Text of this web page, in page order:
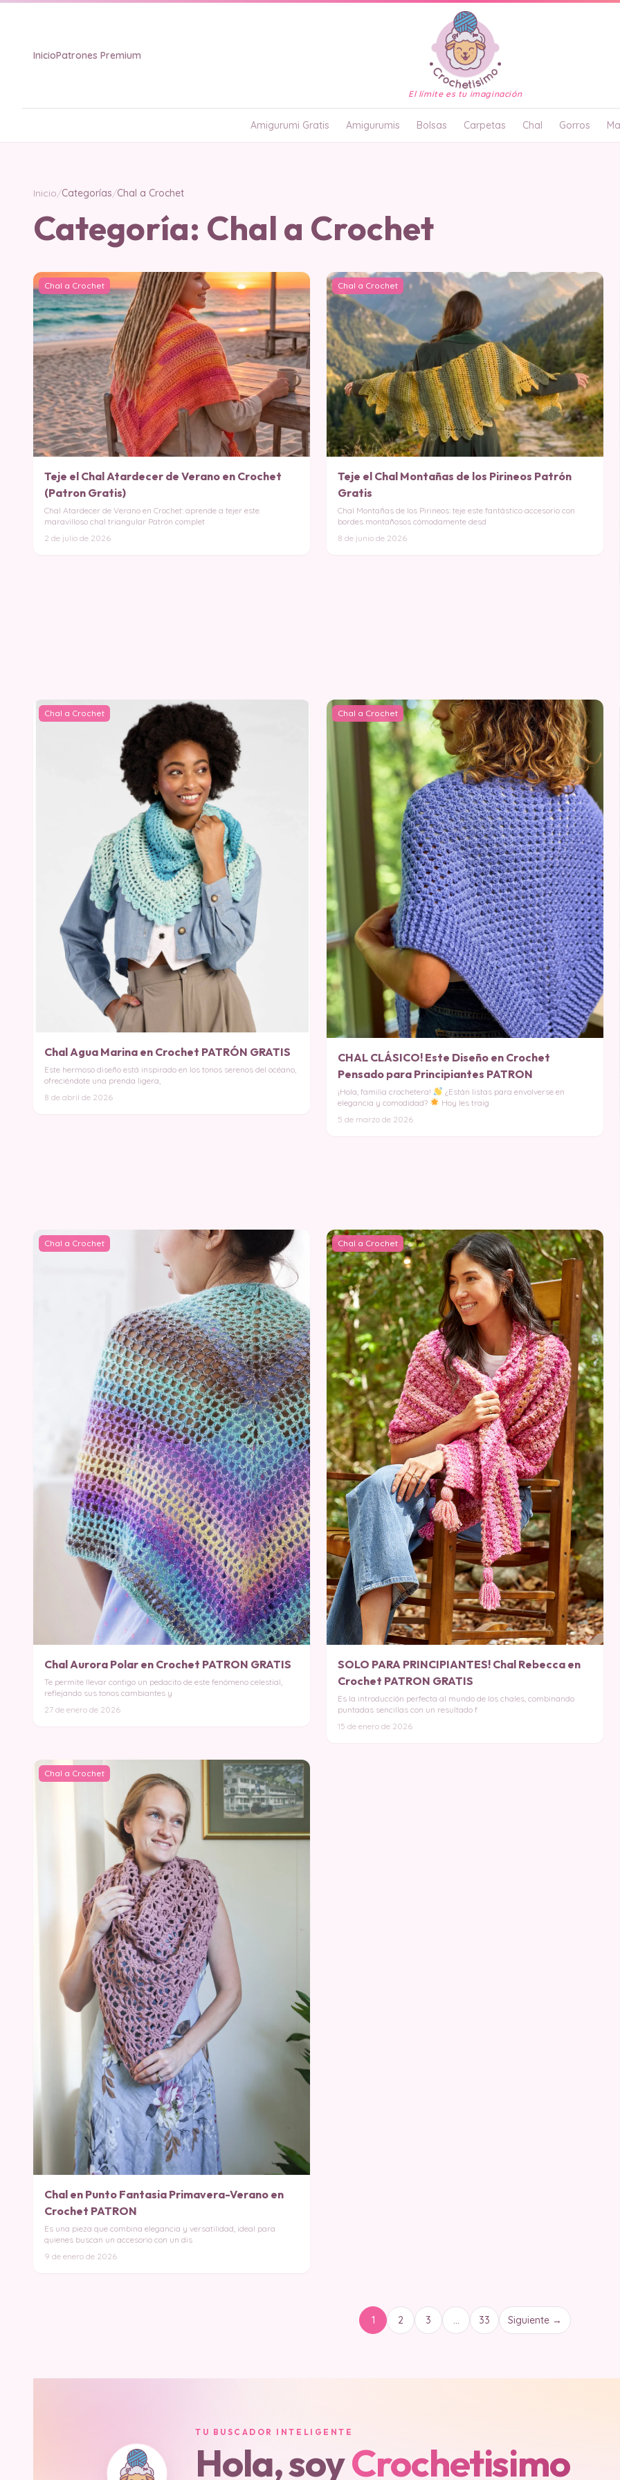
InicioPatrones Premium
El límite es tu imaginación
Amigurumi Gratis Amigurumis Bolsas Carpetas Chal Gorros
Inicio/Categorías/Chal a Crochet
Categoría: Chal a Crochet
Chal a Crochet
Teje el Chal Atardecer de Verano en Crochet
(Patron Gratis)
Chal Atardecer de Verano en Crochet: aprende a tejer este
maravilloso chal triangular Patrón complet
2 de julio de 2026
Chal a Crochet
Teje el Chal Montañas de los Pirineos Patrón
Gratis
Chal Montañas de los Pirineos: teje este fantástico accesorio con
bordes montañosos cómodamente desd
8 de junio de 2026
Chal a Crochet
Chal Agua Marina en Crochet PATRÓN GRATIS
Este hermoso diseño está inspirado en los tonos serenos del océano,
ofreciéndote una prenda ligera,
8 de abril de 2026
Chal a Crochet
CHAL CLÁSICO! Este Diseño en Crochet
Pensado para Principiantes PATRON
¡Hola, familia crochetera!
¿Están listas para envolverse en
elegancia y comodidad?
Hoy les traig
5 de marzo de 2026
Chal a Crochet
Chal Aurora Polar en Crochet PATRON GRATIS
Te permite llevar contigo un pedacito de este fenómeno celestial,
reflejando sus tonos cambiantes y
27 de enero de 2026
Chal a Crochet
SOLO PARA PRINCIPIANTES! Chal Rebecca en
Crochet PATRON GRATIS
Es la introducción perfecta al mundo de los chales, combinando
puntadas sencillas con un resultado f
15 de enero de 2026
Chal a Crochet
Chal en Punto Fantasia Primavera-Verano en
Crochet PATRON
Es una pieza que combina elegancia y versatilidad, ideal para
quienes buscan un accesorio con un dis
9 de enero de 2026
1 2 3 … 33 Siguiente →
TU BUSCADOR INTELIGENTE
Hola, soyCrochetisimo